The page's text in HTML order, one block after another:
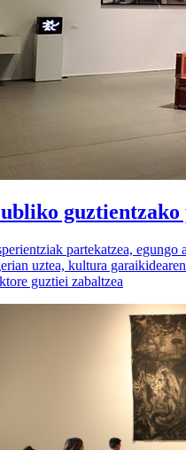
partekatzea, egungo
uztea, kultura
guztiei zabaltzea